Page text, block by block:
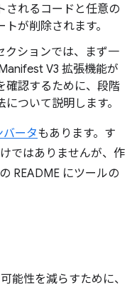
されるコードと任意の
が削除されます。
クションでは、まず一
V3 拡張機能が
確認するために、段階
ついて説明します。
ータもあります。す
ではありませんが、作
README にツールの
能性を減らすために、